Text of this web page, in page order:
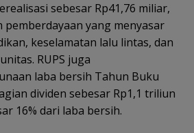
sebesar Rp41,76 miliar,
yang menyasar
keselamatan lalu lintas, dan
RUPS juga
laba bersih Tahun Buku
dividen sebesar Rp1,1 triliun
16% dari laba bersih.